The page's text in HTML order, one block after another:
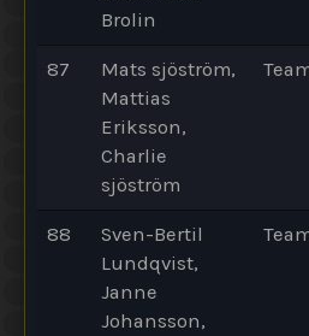
Brolin
87
Mats sjöström,
Mattias
Eriksson,
Charlie
sjöström
88
Sven-Bertil
Lundqvist,
Janne
Johansson,